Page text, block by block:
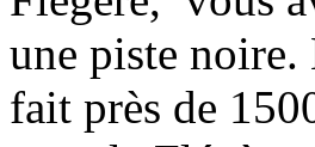
une piste noire.
fait près de